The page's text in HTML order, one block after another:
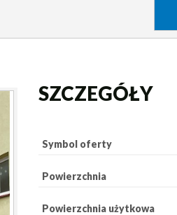
SZCZEGÓŁY
Symbol oferty
Powierzchnia
Powierzchnia użytkowa